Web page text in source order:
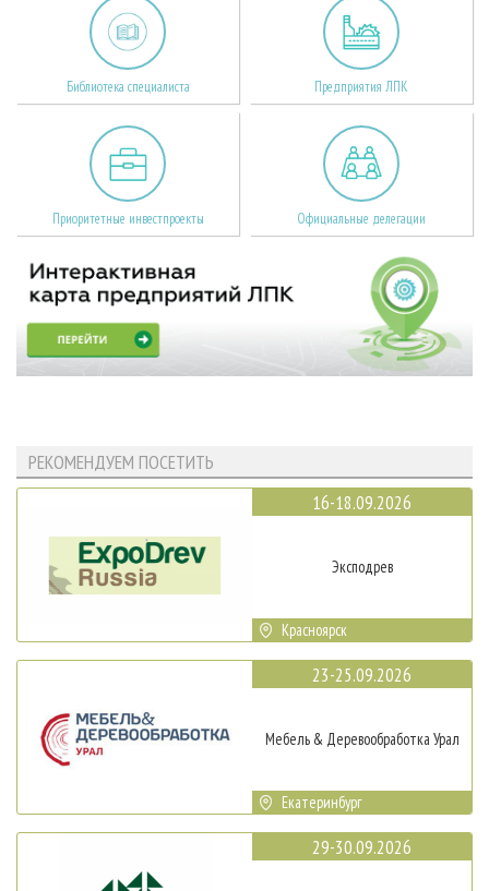
Библиотека специалиста Предприятия ЛПК
Приоритетные инвестпроекты Официальные делегации
РЕКОМЕНДУЕМ ПОСЕТИТЬ
16-18.09.2026
Эксподрев
Красноярск
23-25.09.2026
Мебель & Деревообработка Урал
Екатеринбург
29-30.09.2026